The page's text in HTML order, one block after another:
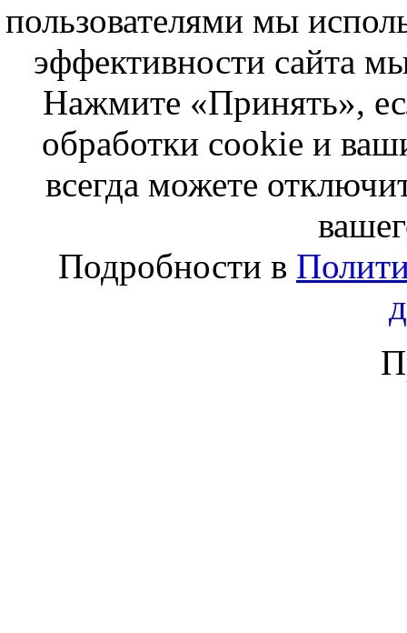
пользователями мы
эффективности сайта
Нажмите «Принять»,
обработки cookie и
всегда можете
Подробности в